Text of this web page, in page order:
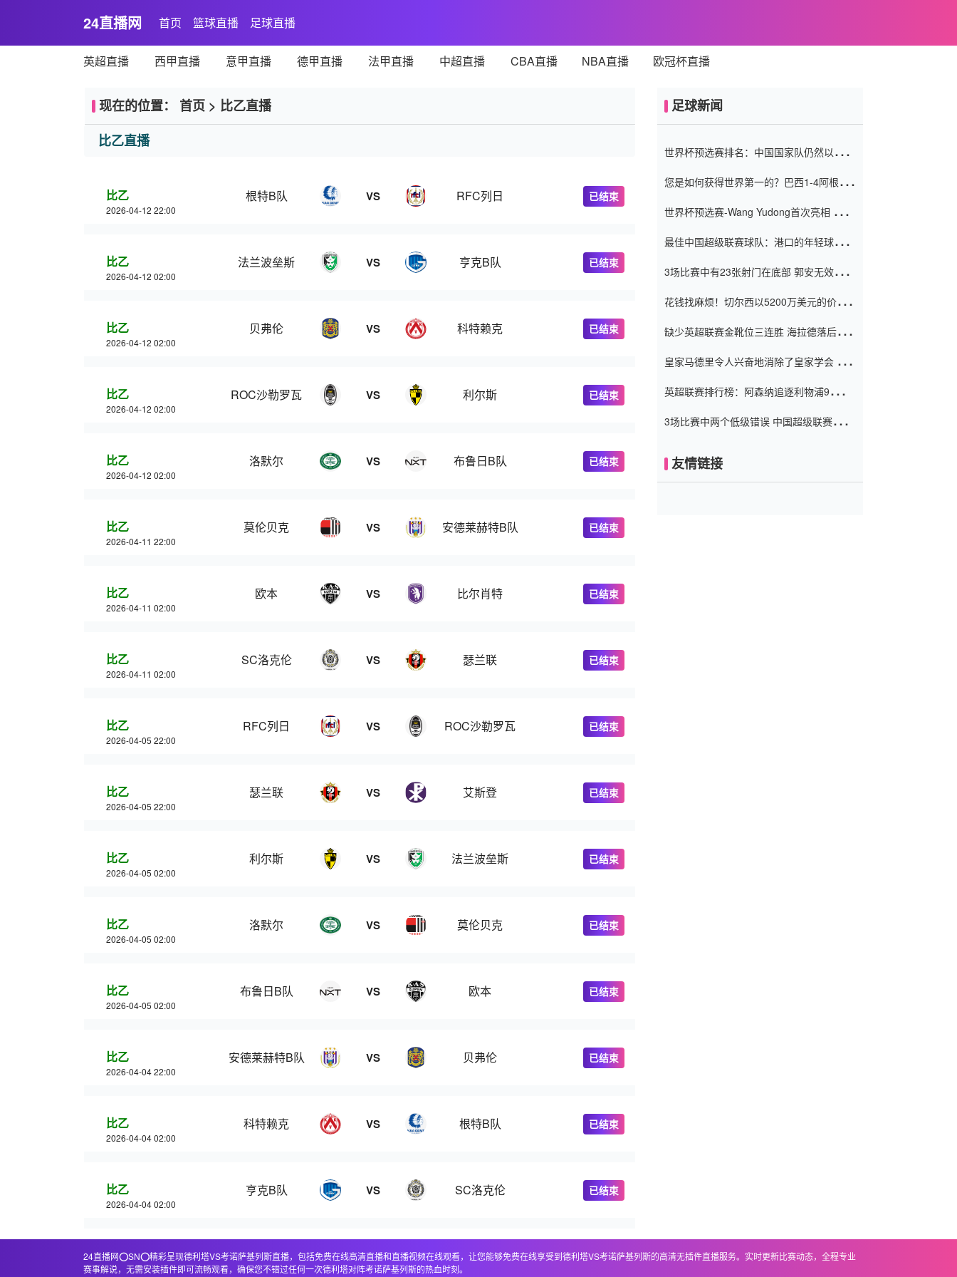
24直播网 首页 篮球直播 足球直播
英超直播 西甲直播 意甲直播 德甲直播 法甲直播 中超直播 CBA直播 NBA直播 欧冠杯直播
现在的位置： 首页 > 比乙直播
比乙直播
比乙
2026-04-12 22:00
根特B队 VS RFC列日 已结束
比乙
2026-04-12 02:00
法兰波垒斯 VS 亨克B队 已结束
比乙
2026-04-12 02:00
贝弗伦 VS 科特赖克 已结束
比乙
2026-04-12 02:00
ROC沙勒罗瓦 VS 利尔斯 已结束
比乙
2026-04-12 02:00
洛默尔 VS 布鲁日B队 已结束
比乙
2026-04-11 22:00
莫伦贝克 VS 安德莱赫特B队 已结束
比乙
2026-04-11 02:00
欧本 VS 比尔肖特 已结束
比乙
2026-04-11 02:00
SC洛克伦 VS 瑟兰联 已结束
比乙
2026-04-05 22:00
RFC列日 VS ROC沙勒罗瓦 已结束
比乙
2026-04-05 22:00
瑟兰联 VS 艾斯登 已结束
比乙
2026-04-05 02:00
利尔斯 VS 法兰波垒斯 已结束
比乙
2026-04-05 02:00
洛默尔 VS 莫伦贝克 已结束
比乙
2026-04-05 02:00
布鲁日B队 VS 欧本 已结束
比乙
2026-04-04 22:00
安德莱赫特B队 VS 贝弗伦 已结束
比乙
2026-04-04 02:00
科特赖克 VS 根特B队 已结束
比乙
2026-04-04 02:00
亨克B队 VS SC洛克伦 已结束
足球新闻
世界杯预选赛排名：中国国家队仍然以6分
您是如何获得世界第一的？巴西1-4阿根
世界杯预选赛-Wang Yudong首次亮相 中国
最佳中国超级联赛球队：港口的年轻球员在
（Taishan）
3场比赛中有23张射门在底部 郭安无效传球
花钱找麻烦！切尔西以5200万美元的价格
窗口
缺少英超联赛金靴位三连胜 海拉德落后6球
皇家马德里令人兴奋地消除了皇家学会 安
英超联赛排行榜：阿森纳追逐利物浦9分 曼
3场比赛中两个低级错误 中国超级联赛的前
友情链接
24直播网⭕️SN⭕️精彩呈现德利塔VS考诺萨基列斯直播，包括免费在线高清直播和直播视频在线观看，让您能够免费在线享受到德利塔VS考诺萨基列斯的高清无插件直播服务。实时更新比赛动态，全程专业
赛事解说，无需安装插件即可流畅观看，确保您不错过任何一次德利塔对阵考诺萨基列斯的热血时刻。